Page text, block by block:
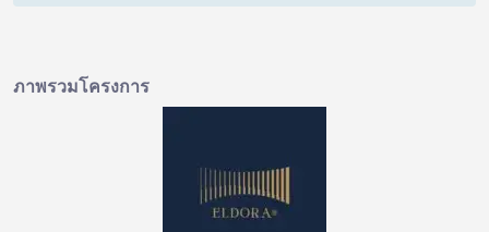
ภาพรวมโครงการ